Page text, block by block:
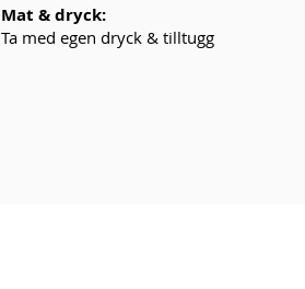
Mat & dryck:
Ta med egen dryck & tilltugg